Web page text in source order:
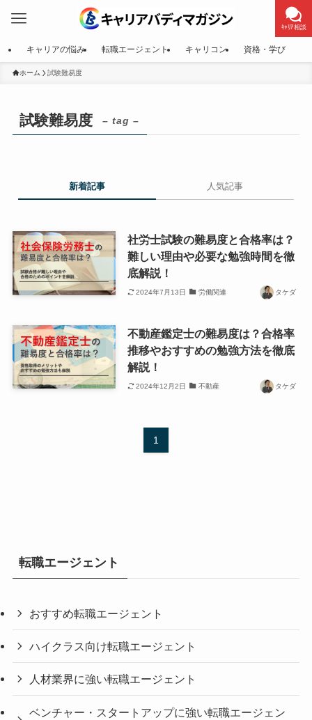
ｷｬﾘｱ相談
キャリアの悩み 転職エージェント キャリコン 資格・学び
ホーム 試験難易度
試験難易度 – tag –
新着記事 人気記事
社労士試験の難易度と合格率は？
難しい理由や必要な勉強時間を徹
底解説！
2024年7月13日 労働関連 タケダ
不動産鑑定士の難易度は？合格率
推移やおすすめの勉強方法を徹底
解説！
2024年12月2日 不動産 タケダ
1
転職エージェント
おすすめ転職エージェント
ハイクラス向け転職エージェント
人材業界に強い転職エージェント
ベンチャー・スタートアップに強い転職エージェン